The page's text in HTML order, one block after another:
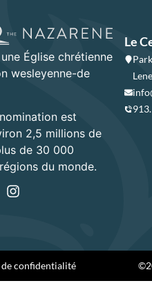
Église chrétienne
wesleyenne-de
est
2,5 millions de
de 30 000
du monde.
Le
confidentialité